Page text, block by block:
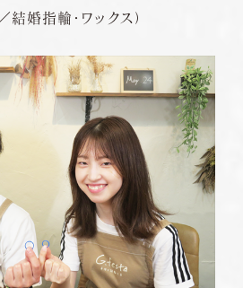
結婚記念日リング
資料請求
結婚指輪・ワックス）
TEL.052-261-6676
第2・第4火曜日・毎週水曜日
※祝日の場合は営業
TEL.0564-74-8033
10:00〜18:30
※祝日の場合は営業
TEL.059-392-6577
10:00〜18:30
火曜日・水曜日
※祝日の場合は営業